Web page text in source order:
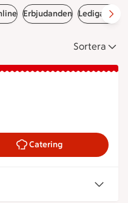
Erbjudanden Lediga jobb
Sortera
stängt, öppnar klockan 8
Catering